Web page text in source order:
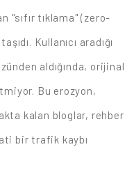
"sıfır tıklama" (zero-
Kullanıcı aradığı
aldığında, orijinal
Bu erozyon,
kalan bloglar, rehber
bir trafik kaybı